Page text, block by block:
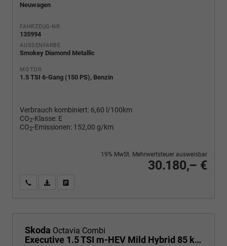
Neuwagen
FAHRZEUG-NR.
135994
AUSSENFARBE
Smokey Diamond Metallic
MOTOR
1.5 TSI 6-Gang (150 PS), Benzin
Verbrauch kombiniert: 6,60 l/100km
CO2-Klasse: E
CO2-Emissionen: 152,00 g/km
30.180,– €
19% MwSt. Mehrwertsteuer ausweisbar
Wir rufen Sie anPDF-Fahrzeugexposé drucken
Skoda Octavia Combi
Executive 1.5 TSI m-HEV Mild Hybrid 85 kW DSG,Navigationssystem, 17 Zoll Alufelgen, ACC, PDC, Klimaautomatik, Phone Box, Reserverad, Full LED, 4 Jahre Garantie